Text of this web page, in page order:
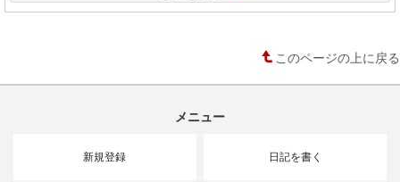
このページの上に戻る
メニュー
新規登録 日記を書く